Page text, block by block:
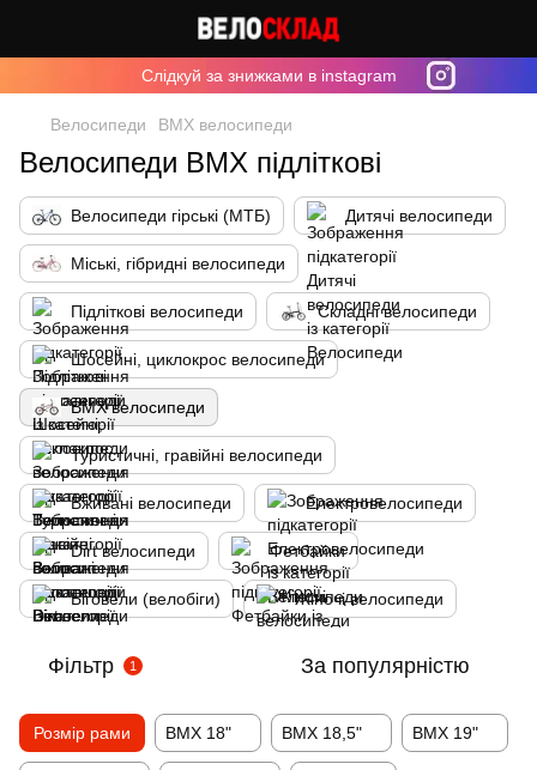
Cлідкуй за знижками в instagram
Велосипеди BMX велосипеди
Велосипеди BMX підліткові
Велосипеди гірські (МТБ) Дитячі велосипеди
Міські, гібридні велосипеди
Підліткові велосипеди Складні велосипеди
Шосейні, циклокрос велосипеди
BMX велосипеди
Туристичні, гравійні велосипеди
Вживані велосипеди Електровелосипеди
Dirt велосипеди Фетбайки
Біговели (велобіги) Жіночі велосипеди
Фільтр 1 За популярністю
Розмір рами BMX 18" BMX 18,5" BMX 19"